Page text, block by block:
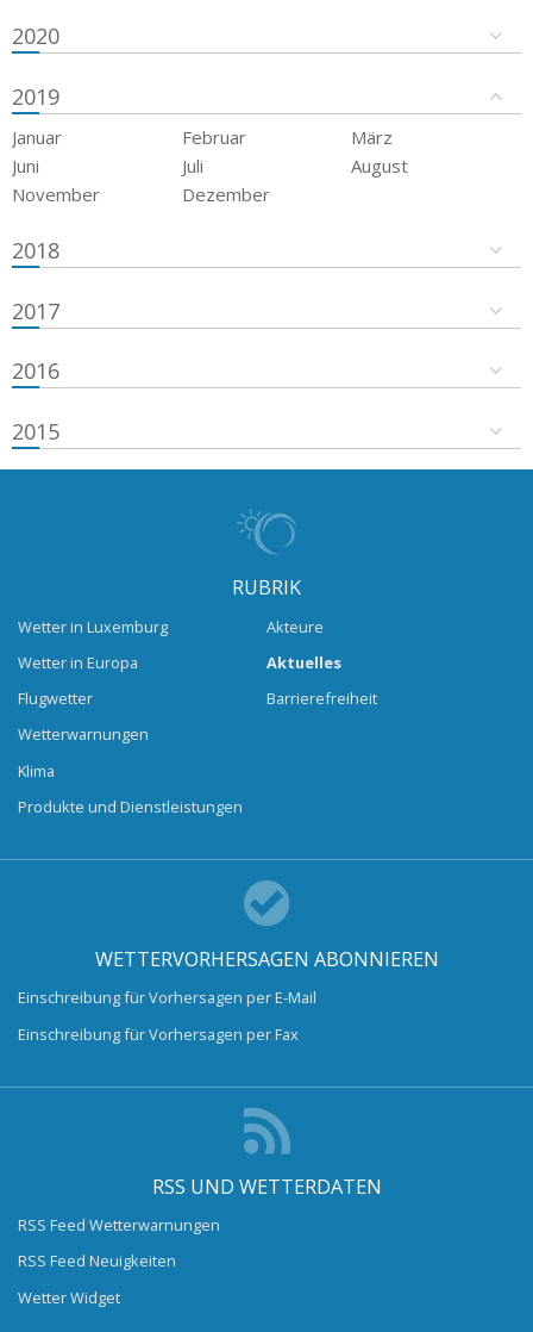
2020
2019
Januar Februar
März
Juni
Juli
August
November
Dezember
2018
2017
2016
2015
RUBRIK
Wetter in Luxemburg
Wetter in Europa
Flugwetter
Wetterwarnungen
Klima
Produkte und Dienstleistungen
Akteure
Aktuelles
Barrierefreiheit
WETTERVORHERSAGEN ABONNIEREN
Einschreibung für Vorhersagen per E-Mail
Einschreibung für Vorhersagen per Fax
RSS UND WETTERDATEN
RSS Feed Wetterwarnungen
RSS Feed Neuigkeiten
Wetter Widget